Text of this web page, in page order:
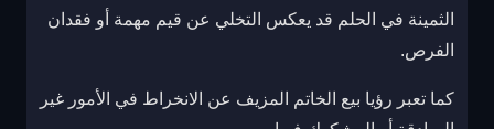
الثمينة في الحلم قد يعكس التخلي عن قيم مهمة أو فقدان
الفرص.
كما تعبر رؤيا بيع الخاتم المزيف عن الانخراط في الأمور غير